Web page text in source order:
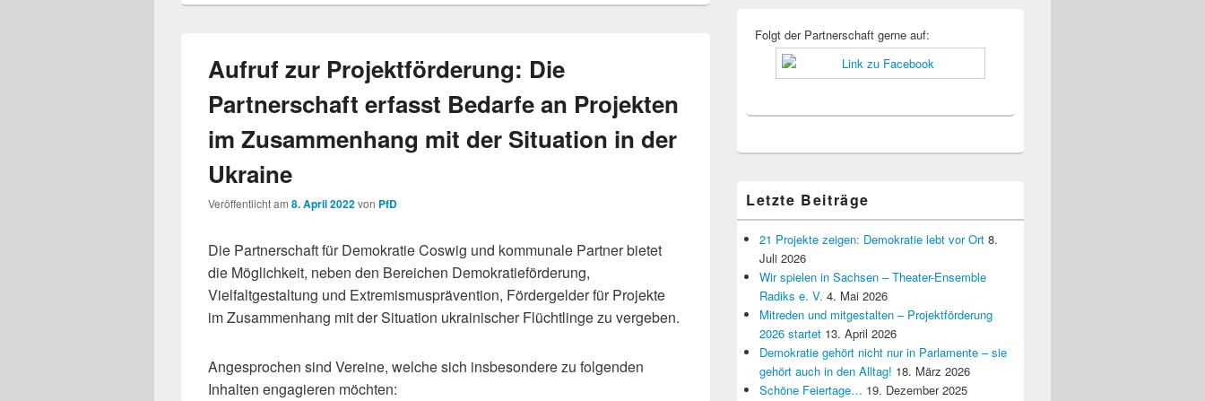
Aufruf zur Projektförderung: Die
Partnerschaft erfasst Bedarfe an Projekten
im Zusammenhang mit der Situation in der
Ukraine
Veröffentlicht am 8. April 2022von PfD
Die Partnerschaft für Demokratie Coswig und kommunale Partner bietet
die Möglichkeit, neben den Bereichen Demokratieförderung,
Vielfaltgestaltung und Extremismusprävention, Fördergelder für Projekte
im Zusammenhang mit der Situation ukrainischer Flüchtlinge zu vergeben.
Angesprochen sind Vereine, welche sich insbesondere zu folgenden
Inhalten engagieren möchten:
Folgt der Partnerschaft gerne auf:
Letzte Beiträge
21 Projekte zeigen: Demokratie lebt vor Ort 8.
Juli 2026
Wir spielen in Sachsen – Theater-Ensemble
Radiks e. V. 4. Mai 2026
Mitreden und mitgestalten – Projektförderung
2026 startet 13. April 2026
Demokratie gehört nicht nur in Parlamente – sie
gehört auch in den Alltag! 18. März 2026
Schöne Feiertage… 19. Dezember 2025